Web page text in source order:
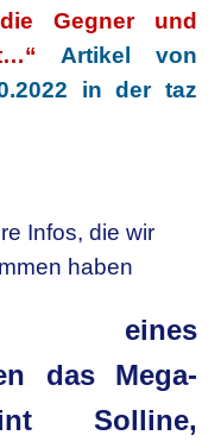
Gegner und
Artikel von
in der taz
Infos, die wir
haben
eines
das Mega-
Solline,